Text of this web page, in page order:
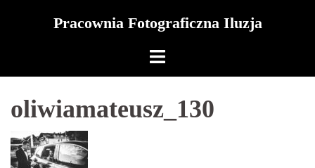
Pracownia Fotograficzna Iluzja
oliwiamateusz_130